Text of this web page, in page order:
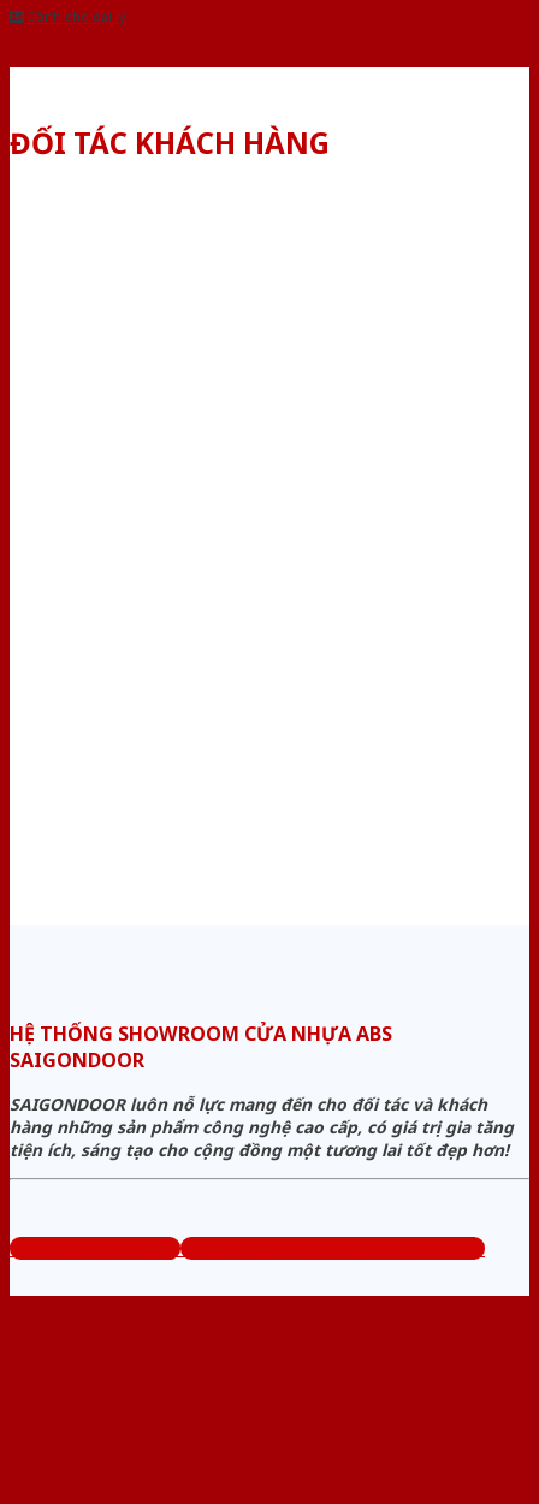
Dành cho đại lý
ĐỐI TÁC KHÁCH HÀNG
HỆ THỐNG SHOWROOM CỬA NHỰA ABS
SAIGONDOOR
SAIGONDOOR luôn nỗ lực mang đến cho đối tác và khách
hàng những sản phẩm công nghệ cao cấp, có giá trị gia tăng
tiện ích, sáng tạo cho cộng đồng một tương lai tốt đẹp hơn!
www.cuanhuaabs.org Tổng đài tư vấn miễn phí: 0824.400.400